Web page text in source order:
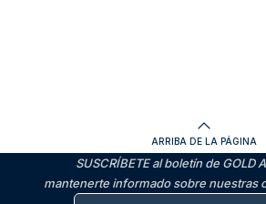
ARRIBA DE LA PÁGINA
SUSCRÍBETE al boletín de GOLD
mantenerte informado sobre nuestras